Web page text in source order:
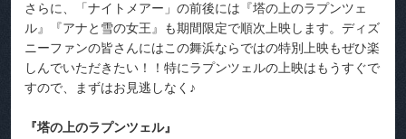
さらに、「ナイトメアー」の前後には『塔の上のラプンツェ
ル』『アナと雪の女王』も期間限定で順次上映します。ディズ
ニーファンの皆さんにはこの舞浜ならではの特別上映もぜひ楽
しんでいただきたい！！特にラプンツェルの上映はもうすぐで
すので、まずはお見逃しなく♪
『塔の上のラプンツェル』